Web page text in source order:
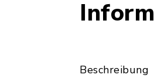
Beschreibung